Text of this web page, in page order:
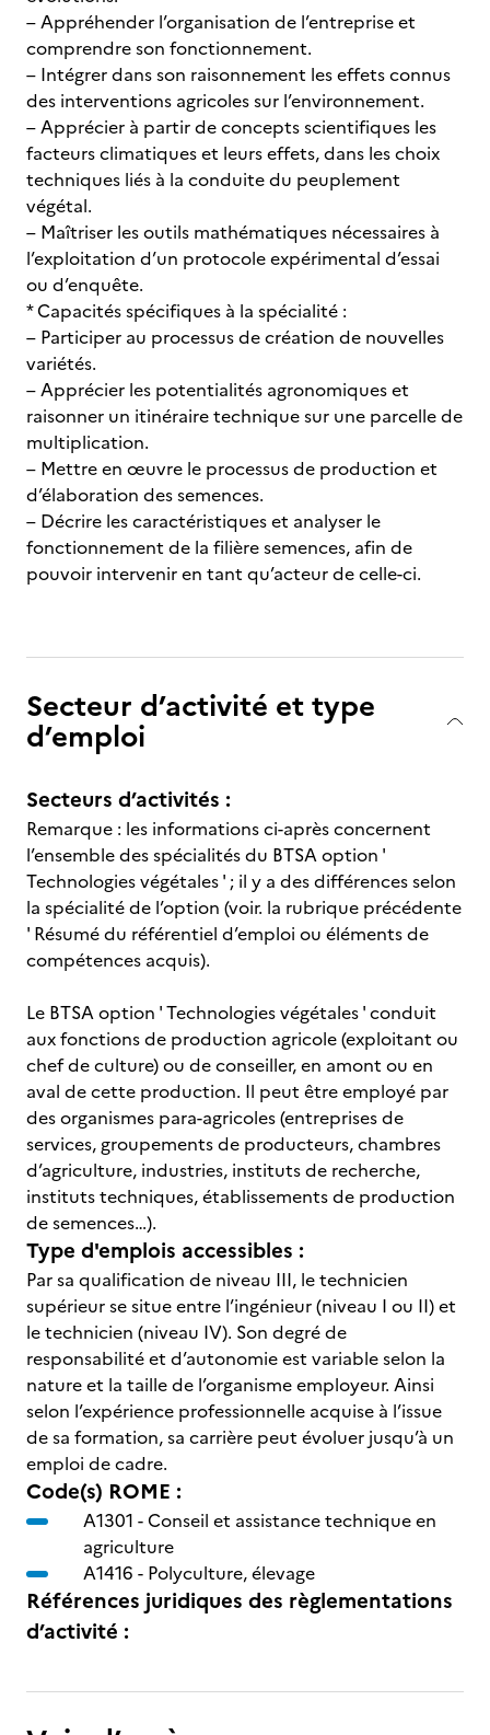
– Appréhender l’organisation de l’entreprise et
comprendre son fonctionnement.
– Intégrer dans son raisonnement les effets connus
des interventions agricoles sur l’environnement.
– Apprécier à partir de concepts scientifiques les
facteurs climatiques et leurs effets, dans les choix
techniques liés à la conduite du peuplement
végétal.
– Maîtriser les outils mathématiques nécessaires à
l’exploitation d’un protocole expérimental d’essai
ou d’enquête.
* Capacités spécifiques à la spécialité :
– Participer au processus de création de nouvelles
variétés.
– Apprécier les potentialités agronomiques et
raisonner un itinéraire technique sur une parcelle de
multiplication.
– Mettre en œuvre le processus de production et
d’élaboration des semences.
– Décrire les caractéristiques et analyser le
fonctionnement de la filière semences, afin de
pouvoir intervenir en tant qu’acteur de celle-ci.
Secteur d’activité et type
d’emploi
Secteurs d’activités :
Remarque : les informations ci-après concernent
l’ensemble des spécialités du BTSA option '
Technologies végétales ' ; il y a des différences selon
la spécialité de l’option (voir. la rubrique précédente
' Résumé du référentiel d’emploi ou éléments de
compétences acquis).
Le BTSA option ' Technologies végétales ' conduit
aux fonctions de production agricole (exploitant ou
chef de culture) ou de conseiller, en amont ou en
aval de cette production. Il peut être employé par
des organismes para-agricoles (entreprises de
services, groupements de producteurs, chambres
d’agriculture, industries, instituts de recherche,
instituts techniques, établissements de production
de semences…).
Type d'emplois accessibles :
Par sa qualification de niveau III, le technicien
supérieur se situe entre l’ingénieur (niveau I ou II) et
le technicien (niveau IV). Son degré de
responsabilité et d’autonomie est variable selon la
nature et la taille de l’organisme employeur. Ainsi
selon l’expérience professionnelle acquise à l’issue
de sa formation, sa carrière peut évoluer jusqu’à un
emploi de cadre.
Code(s) ROME :
A1301 -Conseil et assistance technique en
agriculture
A1416 - Polyculture, élevage
Références juridiques des règlementations
d’activité :